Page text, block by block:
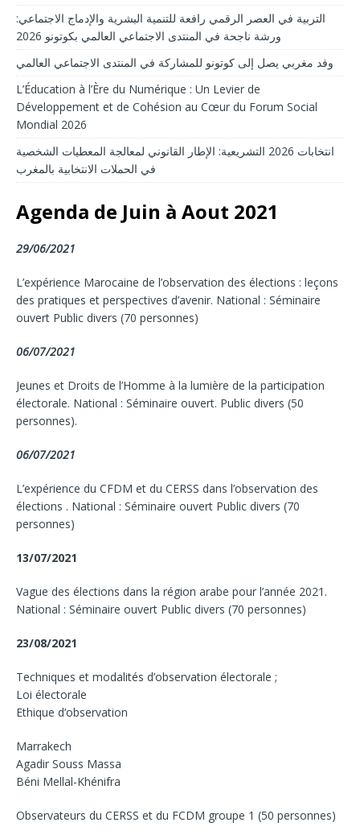
التربية في العصر الرقمي رافعة للتنمية البشرية والإدماج الاجتماعي:
ورشة ناجحة في المنتدى الاجتماعي العالمي بكوتونو 2026
وفد مغربي يصل إلى كوتونو للمشاركة في المنتدى الاجتماعي العالمي
L’Éducation à l’Ère du Numérique : Un Levier de
Développement et de Cohésion au Cœur du Forum Social
Mondial 2026
انتخابات 2026 التشريعية: الإطار القانوني لمعالجة المعطيات الشخصية
في الحملات الانتخابية بالمغرب
Agenda de Juin à Aout 2021
29/06/2021
L’expérience Marocaine de l’observation des élections : leçons
des pratiques et perspectives d’avenir. National : Séminaire
ouvert Public divers (70 personnes)
06/07/2021
Jeunes et Droits de l’Homme à la lumière de la participation
électorale. National : Séminaire ouvert. Public divers (50
personnes).
06/07/2021
L’expérience du CFDM et du CERSS dans l’observation des
élections . National : Séminaire ouvert Public divers (70
personnes)
13/07/2021
Vague des élections dans la région arabe pour l’année 2021.
National : Séminaire ouvert Public divers (70 personnes)
23/08/2021
Techniques et modalités d’observation électorale ;
Loi électorale
Ethique d’observation
Marrakech
Agadir Souss Massa
Béni Mellal-Khénifra
Observateurs du CERSS et du FCDM groupe 1 (50 personnes)